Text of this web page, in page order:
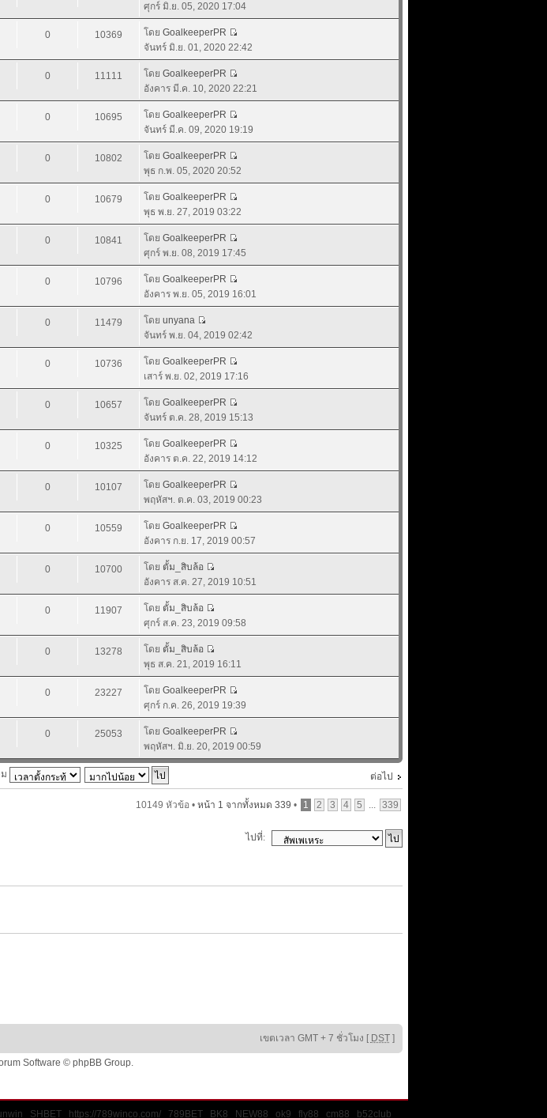
ศุกร์ มิ.ย. 05, 2020 17:04
0 10369 โดย GoalkeeperPR
จันทร์ มิ.ย. 01, 2020 22:42
0 11111 โดย GoalkeeperPR
อังคาร มี.ค. 10, 2020 22:21
0 10695 โดย GoalkeeperPR
จันทร์ มี.ค. 09, 2020 19:19
0 10802 โดย GoalkeeperPR
พุธ ก.พ. 05, 2020 20:52
0 10679 โดย GoalkeeperPR
พุธ พ.ย. 27, 2019 03:22
0 10841 โดย GoalkeeperPR
ศุกร์ พ.ย. 08, 2019 17:45
0 10796 โดย GoalkeeperPR
อังคาร พ.ย. 05, 2019 16:01
0 11479 โดย unyana
จันทร์ พ.ย. 04, 2019 02:42
0 10736 โดย GoalkeeperPR
เสาร์ พ.ย. 02, 2019 17:16
0 10657 โดย GoalkeeperPR
จันทร์ ต.ค. 28, 2019 15:13
0 10325 โดย GoalkeeperPR
อังคาร ต.ค. 22, 2019 14:12
0 10107 โดย GoalkeeperPR
พฤหัสฯ. ต.ค. 03, 2019 00:23
0 10559 โดย GoalkeeperPR
อังคาร ก.ย. 17, 2019 00:57
0 10700 โดย ตั้ม_สิบล้อ
อังคาร ส.ค. 27, 2019 10:51
0 11907 โดย ตั้ม_สิบล้อ
ศุกร์ ส.ค. 23, 2019 09:58
0 13278 โดย ตั้ม_สิบล้อ
พุธ ส.ค. 21, 2019 16:11
0 23227 โดย GoalkeeperPR
ศุกร์ ก.ค. 26, 2019 19:39
0 25053 โดย GoalkeeperPR
พฤหัสฯ. มิ.ย. 20, 2019 00:59
ต่อไป
10149 หัวข้อ • หน้า 1 จากทั้งหมด 339 • 1 2 3 4 5 ... 339
ไปที่:
เขตเวลา GMT + 7 ชั่วโมง [ DST]
Software © phpBB Group.
SHBET https://789winco.com/ 789BET BK8 NEW88 ok9 fly88 cm88 b52club